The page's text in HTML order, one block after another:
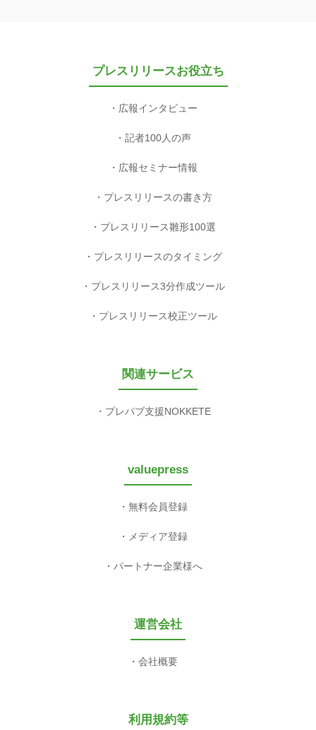
プレスリリースお役立ち
広報インタビュー
記者100人の声
広報セミナー情報
プレスリリースの書き方
プレスリリース雛形100選
プレスリリースのタイミング
プレスリリース3分作成ツール
プレスリリース校正ツール
関連サービス
プレパブ支援NOKKETE
valuepress
無料会員登録
メディア登録
パートナー企業様へ
運営会社
会社概要
利用規約等